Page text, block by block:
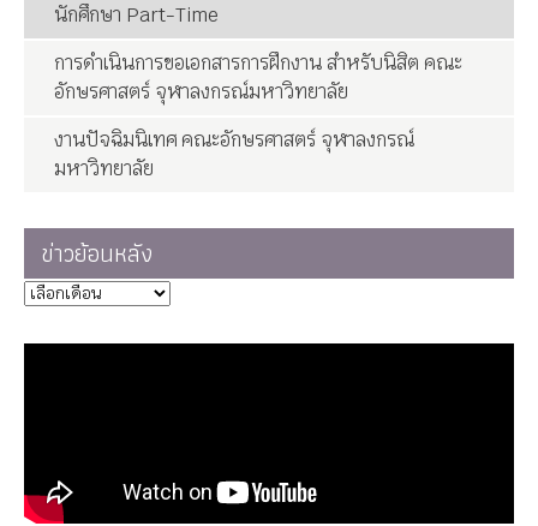
นักศึกษา Part-Time
การดำเนินการขอเอกสารการฝึกงาน สำหรับนิสิต คณะ
อักษรศาสตร์ จุฬาลงกรณ์มหาวิทยาลัย
งานปัจฉิมนิเทศ คณะอักษรศาสตร์ จุฬาลงกรณ์
มหาวิทยาลัย
ข่าวย้อนหลัง